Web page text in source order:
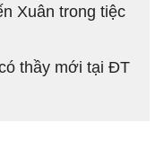
Xuân trong tiệc
thầy mới tại ĐT